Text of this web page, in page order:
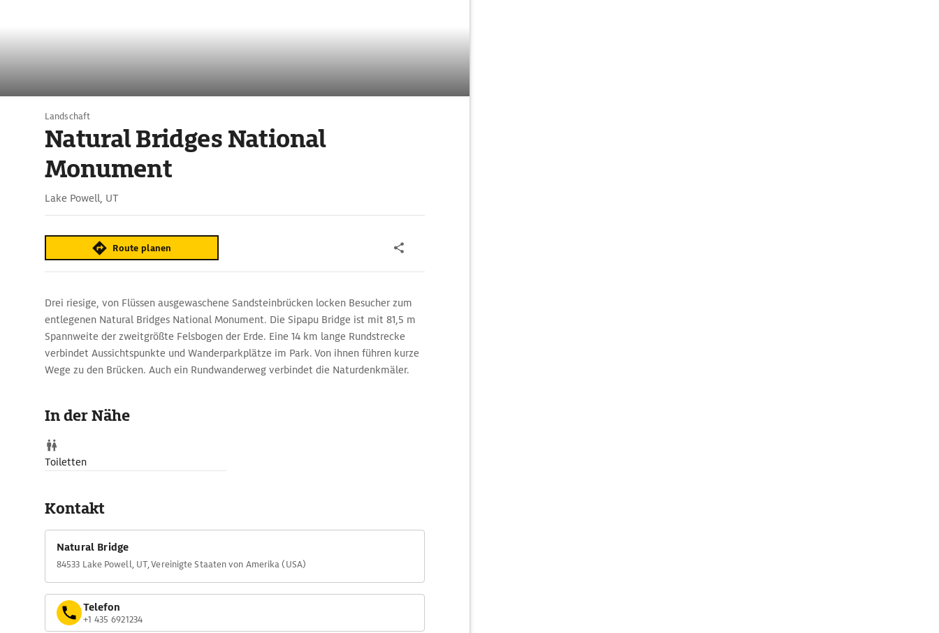
Landschaft
Natural Bridges National
Monument
Lake Powell, UT
Route planen
Drei riesige, von Flüssen ausgewaschene Sandsteinbrücken locken Besucher zum
entlegenen Natural Bridges National Monument. Die Sipapu Bridge ist mit 81,5 m
Spannweite der zweitgrößte Felsbogen der Erde. Eine 14 km lange Rundstrecke
verbindet Aussichtspunkte und Wanderparkplätze im Park. Von ihnen führen kurze
Wege zu den Brücken. Auch ein Rundwanderweg verbindet die Naturdenkmäler.
In der Nähe
Toiletten
Kontakt
Natural Bridge
84533 Lake Powell, UT, Vereinigte Staaten von Amerika (USA)
Telefon
+1 435 6921234